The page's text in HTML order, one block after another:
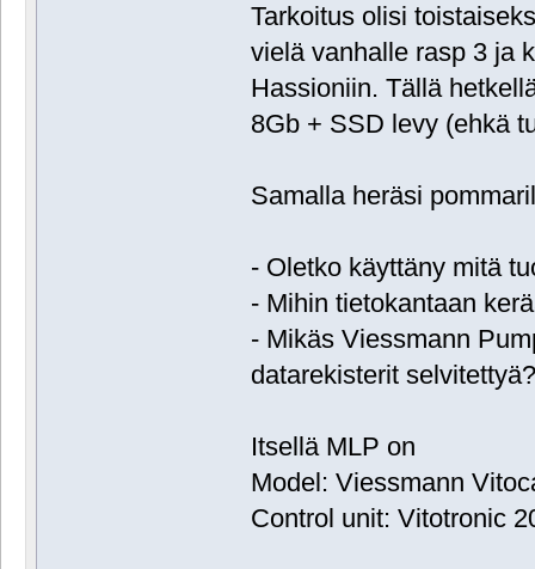
Tarkoitus olisi
vielä vanhalle rasp 3 ja
Hassioniin. Tällä
8Gb + SSD levy (ehkä
Samalla heräsi
- Oletko käyttäny mitä
- Mihin tietokantaan
- Mikäs Viessmann
datarekisterit
Itsellä MLP on
Model: Viessmann
Control unit: Vitotronic